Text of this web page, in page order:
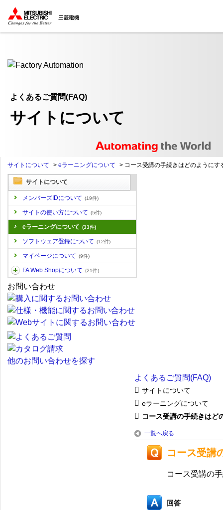
ここから本文
よくあるご質問(FAQ)
サイトについて
サイトについて > eラーニングについて > コース受講の手続きはどのようにす
サイトについて
メンバーズIDについて (19件)
サイトの使い方について (5件)
eラーニングについて (33件)
ソフトウェア登録について (12件)
マイページについて (9件)
FA Web Shopについて (21件)
お問い合わせ
他のお問い合わせを探す
よくあるご質問(FAQ)
サイトについて
eラーニングについて
コース受講の手続きはど
一覧へ戻る
コース受講
コース受講の
回答